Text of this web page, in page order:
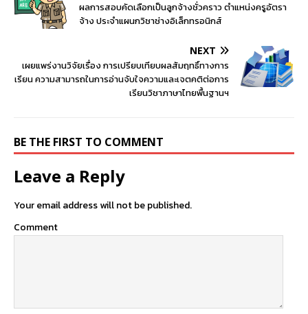
ผลการสอบคัดเลือกเป็นลูกจ้างชั่วคราว ตำแหน่งครูอัตรา
จ้าง ประจำแผนกวิชาช่างอิเล็กทรอนิกส์
NEXT
เผยแพร่งานวิจัยเรื่อง การเปรียบเทียบผลสัมฤทธิ์ทางการ
เรียน ความสามารถในการอ่านจับใจความและเจตคติต่อการ
เรียนวิชาภาษาไทยพื้นฐานฯ
BE THE FIRST TO COMMENT
Leave a Reply
Your email address will not be published.
Comment